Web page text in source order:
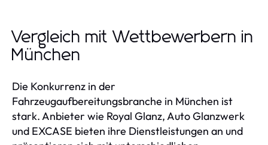
Vergleich mit Wettbewerbern in
München
Die Konkurrenz in der
Fahrzeugaufbereitungsbranche in München ist
stark. Anbieter wie Royal Glanz, Auto Glanzwerk
und EXCASE bieten ihre Dienstleistungen an und